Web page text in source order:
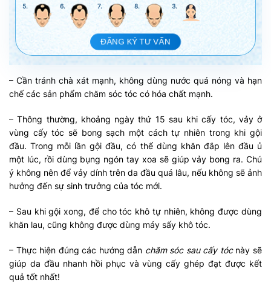
5. 6. 7. 8. 3.
ĐĂNG KÝ TƯ VẤN
– Cần tránh chà xát mạnh, không dùng nước quá nóng và hạn
chế các sản phẩm chăm sóc tóc có hóa chất mạnh.
– Thông thường, khoảng ngày thứ 15 sau khi cấy tóc, vảy ở
vùng cấy tóc sẽ bong sạch một cách tự nhiên trong khi gội
đầu. Trong mỗi lần gội đầu, có thể dùng khăn đắp lên đầu ủ
một lúc, rồi dùng bụng ngón tay xoa sẽ giúp vảy bong ra. Chú
ý không nên để vảy dính trên da đầu quá lâu, nếu không sẽ ảnh
hưởng đến sự sinh trưởng của tóc mới.
– Sau khi gội xong, để cho tóc khô tự nhiên, không được dùng
khăn lau, cũng không được dùng máy sấy khô tóc.
– Thực hiện đúng các hướng dẫn chăm sóc sau cấy tócnày sẽ
giúp da đầu nhanh hồi phục và vùng cấy ghép đạt được kết
quả tốt nhất!